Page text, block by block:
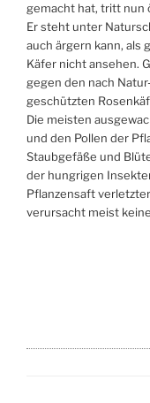
gemacht hat, tritt nun
Er steht unter
auch ärgern kann, als
Käfer nicht ansehen.
gegen den nach
geschützten
Die meisten
und den Pollen der
Staubgefäße und
der hungrigen
Pflanzensaft
verursacht meist